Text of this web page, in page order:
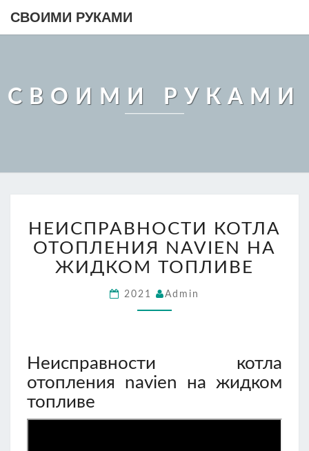
СВОИМИ РУКАМИ
СВОИМИ РУКАМИ
КОТЛА
ОТОПЛЕНИЯ
NAVIEN
НА
ЖИДКОМ
НЕИСПРАВНОСТИ КОТЛА
ОТОПЛЕНИЯ NAVIEN НА
ЖИДКОМ ТОПЛИВЕ
2021 Admin
Неисправности котла
отопления navien на жидком
топливе